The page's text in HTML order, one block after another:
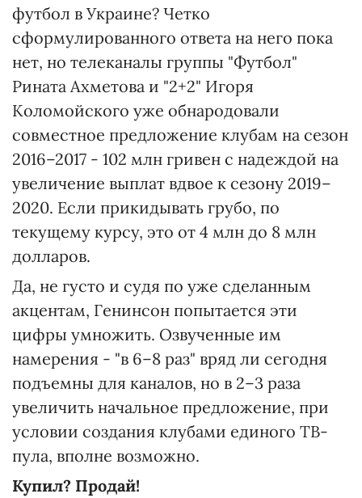
футбол в Украине? Четко
сформулированного ответа на него пока
нет, но телеканалы группы "Футбол"
Рината Ахметова и "2+2" Игоря
Коломойского уже обнародовали
совместное предложение клубам на сезон
2016–2017 - 102 млн гривен с надеждой на
увеличение выплат вдвое к сезону 2019–
2020. Если прикидывать грубо, по
текущему курсу, это от 4 млн до 8 млн
долларов.
Да, не густо и судя по уже сделанным
акцентам, Генинсон попытается эти
цифры умножить. Озвученные им
намерения - "в 6–8 раз" вряд ли сегодня
подъемны для каналов, но в 2–3 раза
увеличить начальное предложение, при
условии создания клубами единого ТВ-
пула, вполне возможно.
Купил? Продай!